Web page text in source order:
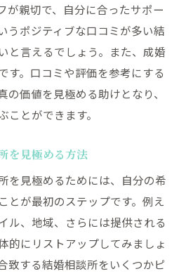
て自信を持つ方法
を高めるための積極的な活
成婚率に与える影響
成婚につながった事例
ための行動計画の立て方
継続するためのモチベーシ
に知っておきたい結婚相談
が親切で、自分に合ったサポー
うポジティブな口コミが多い結
と言えるでしょう。また、成婚
す。口コミや評価を参考にする
の価値を見極める助けとなり、
ことができます。
を見極める方法
を見極めるためには、自分の希
とが最初のステップです。例え
ル、地域、さらには提供される
的にリストアップしてみましょ
致する結婚相談所をいくつかピ